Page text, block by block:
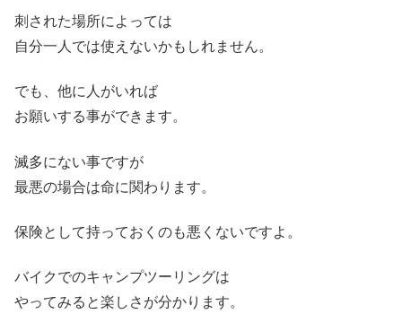
刺された場所によっては
自分一人では使えないかもしれません。
でも、他に人がいれば
お願いする事ができます。
滅多にない事ですが
最悪の場合は命に関わります。
保険として持っておくのも悪くないですよ。
バイクでのキャンプツーリングは
やってみると楽しさが分かります。